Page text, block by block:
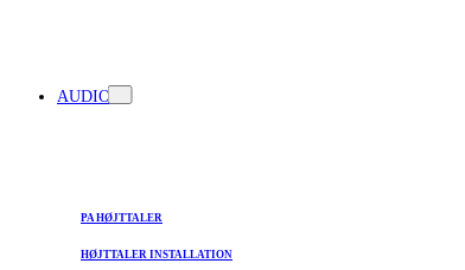
AUDIO
PA HØJTTALER
HØJTTALER INSTALLATION